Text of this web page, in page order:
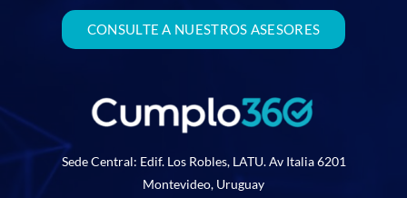
CONSULTE A NUESTROS ASESORES
Sede Central: Edif. Los Robles, LATU. Av Italia 6201
Montevideo, Uruguay